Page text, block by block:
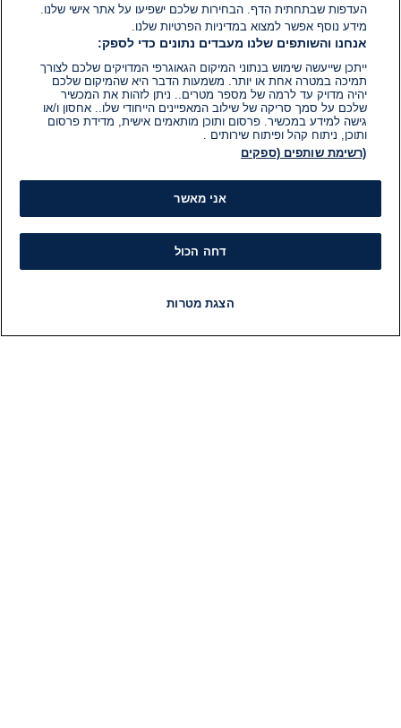
מלאני שיראזי פגשה את אשתו של ממדאני
הדברים נאמרו על רקע סערה מקבילה בניו יורק, שם
בסמוך ליום העצמאות הלועזי הישראלי.
הפוסט כלל עדות של "ניצולת נכבה" וטען כי עקירת
הפלסטינים נמשכת עד היום. הקהילה היהודית הגיבה
בזעם; דב היקינד מארגון "אמריקנים נגד אנטישמיות"
אמר כי "ממדאני מסוכן ורשע, הוא בוחש בקדירת
המורים היהודים, תקף גם הוא: "אתה מסכן יהודים בכך
העדפות שבתחתית הדף. הבחירות שלכם ישפיעו על אתר אישי שלנו.
מידע נוסף אפשר למצוא במדיניות הפרטיות שלנו.
אנחנו והשותפים שלנו מעבדים נתונים כדי לספק:
ייתכן שייעשה שימוש בנתוני המיקום הגאוגרפי המדויקים שלכם לצורך
תמיכה במטרה אחת או יותר. משמעות הדבר היא שהמיקום שלכם
יהיה מדויק עד לרמה של מספר מטרים.. ניתן לזהות את המכשיר
שלכם על סמך סריקה של שילוב המאפיינים הייחודי שלו.. אחסון ו/או
גישה למידע במכשיר. פרסום ותוכן מותאמים אישית, מדידת פרסום
ותוכן, ניתוח קהל ופיתוח שירותים .
(רשימת שותפים (ספקים
אני מאשר
דחה הכול
הצגת מטרות